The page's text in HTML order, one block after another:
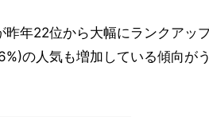
年22位から大幅にランクアッ
の人気も増加している傾向がう